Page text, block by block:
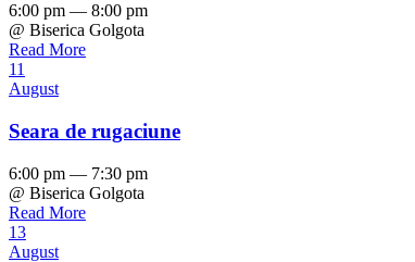
6:00 pm — 8:00 pm
@ Biserica Golgota
Read More
11
August
Seara de rugaciune
6:00 pm — 7:30 pm
@ Biserica Golgota
Read More
13
August